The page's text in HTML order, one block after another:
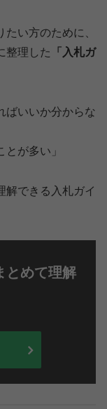
い方のために、
整理した
「入札ガ
ばいいか分からな
が多い」
解できる入札ガイ
とめて理解